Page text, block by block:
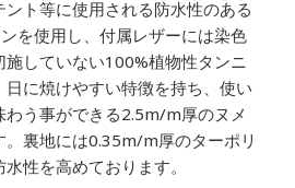
ト等に使用される防水性のある
を使用し、付属レザーには染色
していない100%植物性タンニ
日に焼けやすい特徴を持ち、使い
わう事ができる2.5m/m厚のヌメ
。裏地には0.35m/m厚のターポリ
性を高めております。